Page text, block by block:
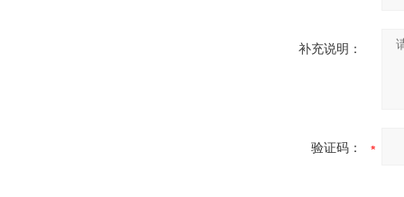
补充说明：
验证码：